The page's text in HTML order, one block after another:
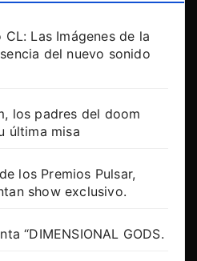
Las Imágenes de la
del nuevo sonido
los padres del doom
última misa
los Premios Pulsar,
show exclusivo.
“DIMENSIONAL GODS.